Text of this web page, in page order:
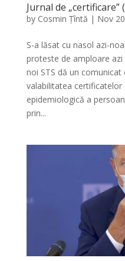
Jurnal de „certificare”
by Cosmin Țîntă | Nov
S-a lăsat cu nasol azi-
proteste de amploare azi
noi STS dă un
valabilitatea
epidemiologică a
prin...